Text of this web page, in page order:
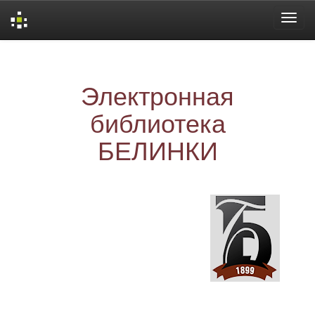
Электронная
библиотека
БЕЛИНКИ